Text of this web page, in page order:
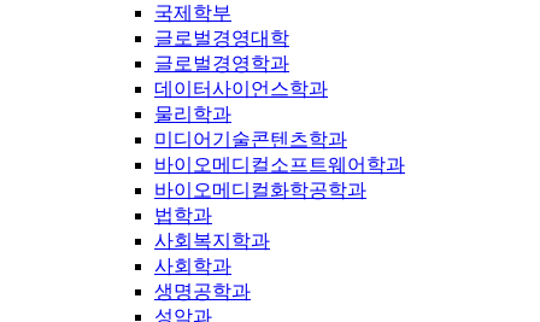
국제학부
글로벌경영대학
글로벌경영학과
데이터사이언스학과
물리학과
미디어기술콘텐츠학과
바이오메디컬소프트웨어학과
바이오메디컬화학공학과
법학과
사회복지학과
사회학과
생명공학과
성악과